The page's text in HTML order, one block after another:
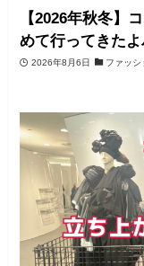
【2026年秋冬】
めて行ってきた
2026年8月6日 ファッシ